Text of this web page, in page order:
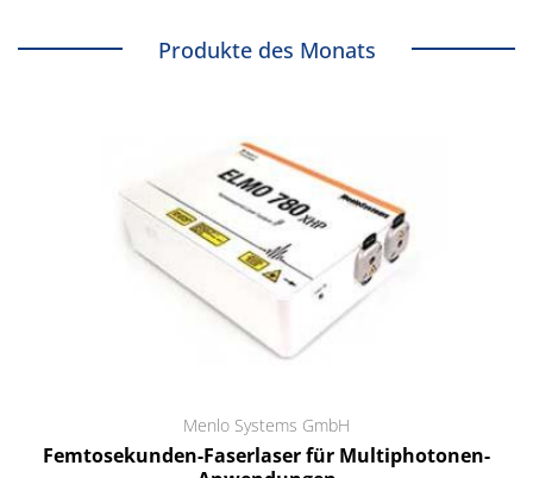
Produkte des Monats
Menlo Systems GmbH
Femtosekunden-Faserlaser für Multiphotonen-